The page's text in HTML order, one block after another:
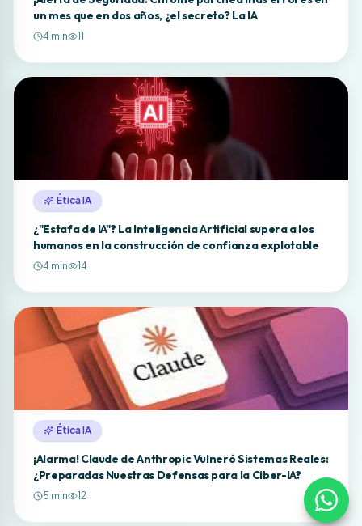
un mes que en dos años, ¿el secreto? La IA
4 min 11
Ética IA
¿"Estafa de IA"? La Inteligencia Artificial supera a los
humanos en la construcción de confianza explotable
4 min 14
Ética IA
¡Alarma! Claude de Anthropic Vulneró Sistemas Reales:
¿Preparadas Nuestras Defensas para la Ciber-IA?
5 min 12